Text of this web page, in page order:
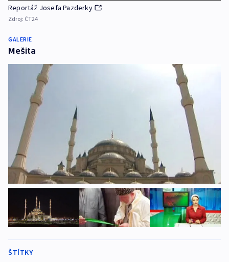
Reportáž Josefa Pazderky
Zdroj: ČT24
GALERIE
Mešita
ŠTÍTKY